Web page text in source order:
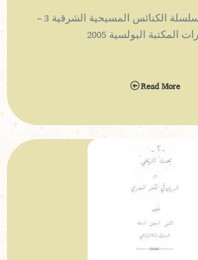
الأب سهيل قاشا سلسلة الكنائس المسيحية الشرقية 3 –
المكتبة البولسية 2005
Read More